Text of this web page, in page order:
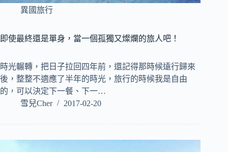
異國旅行
即使最終還是單身，當一個孤獨又燦爛的旅人吧！
時光輾轉，把日子拉回四年前，還記得那時候遠行歸來
後，整整不適應了半年的時光，旅行的時候我是自由
的，可以決定下一餐、下一…
雪兒Cher
2017-02-20